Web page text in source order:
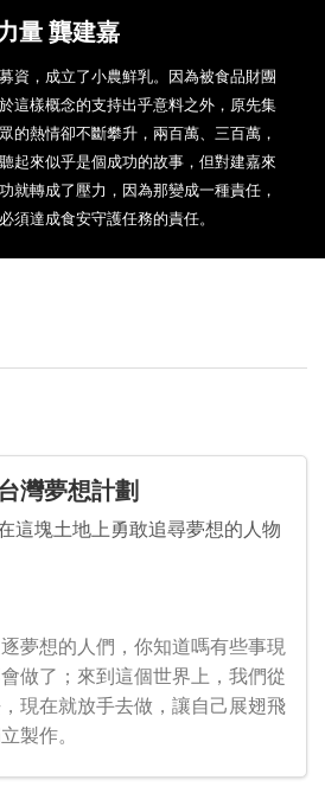
量 龔建嘉
資，成立了小農鮮乳。因為被食品財團
這樣概念的支持出乎意料之外，原先集
的熱情卻不斷攀升，兩百萬、三百萬，
起來似乎是個成功的故事，但對建嘉來
就轉成了壓力，因為那變成一種責任，
須達成食安守護任務的責任。
台灣夢想計劃
這塊土地上勇敢追尋夢想的人物
夢想的人們，你知道嗎有些事現
做了；來到這個世界上，我們從
現在就放手去做，讓自己展翅飛
製作。